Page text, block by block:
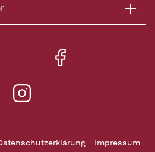
Impressum